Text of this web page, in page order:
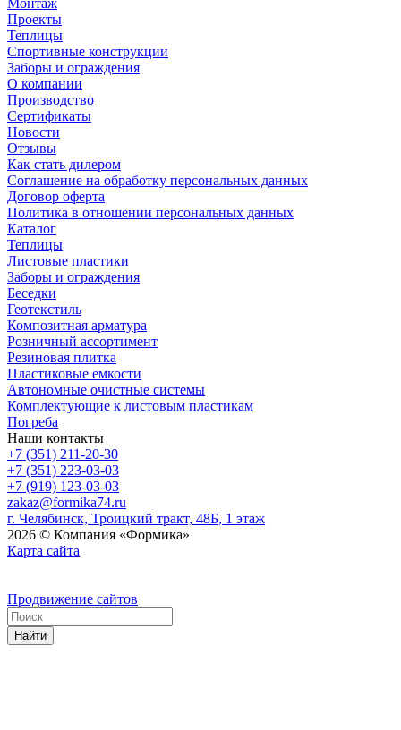
Проекты
Теплицы
Спортивные конструкции
Заборы и ограждения
О компании
Производство
Сертификаты
Новости
Отзывы
Как стать дилером
Соглашение на обработку персональных данных
Договор оферта
Политика в отношении персональных данных
Каталог
Теплицы
Листовые пластики
Заборы и ограждения
Беседки
Геотекстиль
Композитная арматура
Розничный ассортимент
Резиновая плитка
Пластиковые емкости
Автономные очистные системы
Комплектующие к листовым пластикам
Погреба
Наши контакты
+7 (351) 211-20-30
+7 (351) 223-03-03
+7 (919) 123-03-03
zakaz@formika74.ru
г. Челябинск, Троицкий тракт, 48Б, 1 этаж
2026 © Компания «Формика»
Карта сайта
Продвижение сайтов
Найти